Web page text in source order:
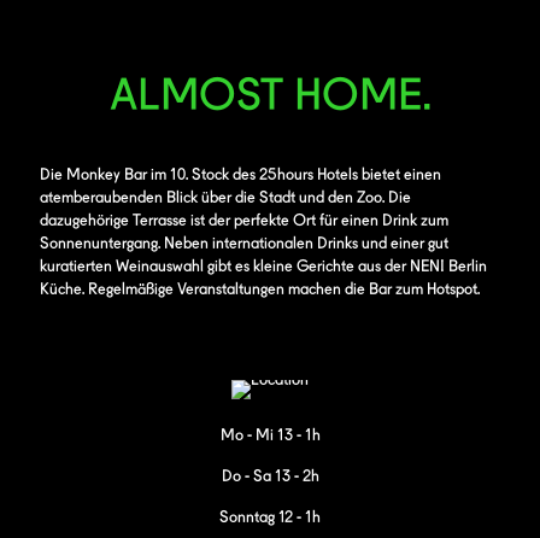
ALMOST HOME.
Die Monkey Bar im 10. Stock des 25hours Hotels bietet einen
atemberaubenden Blick über die Stadt und den Zoo. Die
dazugehörige Terrasse ist der perfekte Ort für einen Drink zum
Sonnenuntergang. Neben internationalen Drinks und einer gut
kuratierten Weinauswahl gibt es kleine Gerichte aus der NENI Berlin
Küche. Regelmäßige Veranstaltungen machen die Bar zum Hotspot.
Mo - Mi 13 - 1h
Do - Sa 13 - 2h
Sonntag 12 - 1h